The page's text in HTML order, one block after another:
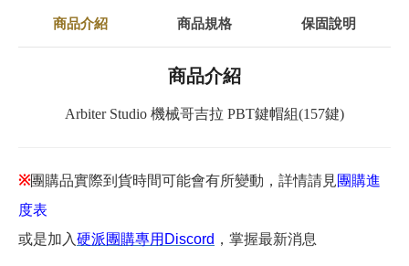
商品介紹 商品規格 保固說明
商品介紹
Arbiter Studio 機械哥吉拉 PBT鍵帽組(157鍵)
※團購品實際到貨時間可能會有所變動，詳情請見團購進
度表
或是加入硬派團購專用Discord ，掌握最新消息